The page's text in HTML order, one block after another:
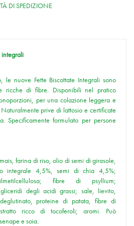
DI SPEDIZIONE
integrali
le nuove Fette Biscottate Integrali sono
ricche di fibre. Disponibili nel pratico
per una colazione leggera e
prive di lattosio e certificate
Specificamente formulato per persone
farina di riso, olio di semi di girasole,
integrale 4,5%, semi di chia 4,5%;
fibre di psyllium;
degli acidi grassi; sale, lievito,
proteine di patata, fibre di
ricco di tocoferoli; aromi. Può
e soia.